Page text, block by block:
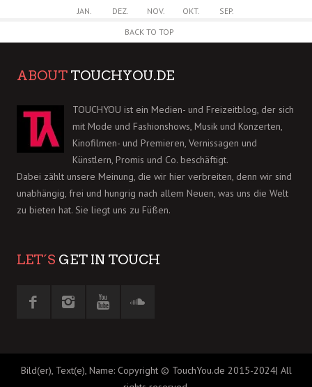
JAN. DEZ. NOV. OKT.
SEP.
BACK TO TOP
ABOUT TOUCHYOU.DE
TOUCHYOU ist ein Medien- und Freizeitblog, der sich
mit Mode und Fashionshows, Musik und Konzerten,
Kinofilmen- und Premieren, Vernissagen und
Künstlern, Promis und Co. beschäftigt.
Dabei zählt unsere Meinung, die wir hier verbreiten, denn wir sind
unabhängig, frei und hungrig nach allem Neuen, was uns die Welt
zu bieten hat. Sie liegt uns zu Füßen.
LET´S GET IN TOUCH
Bild(er), Text(e), Name: Copyright © TouchYou.de 2015-2024| All